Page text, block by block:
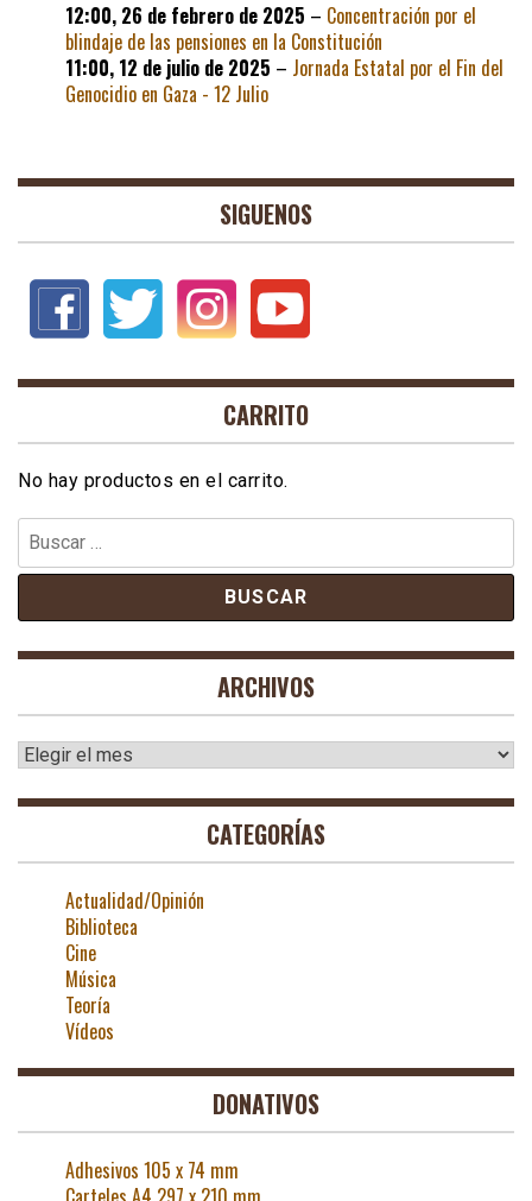
12:00, 26 de febrero de 2025 – Concentración por el
blindaje de las pensiones en la Constitución
11:00, 12 de julio de 2025 – Jornada Estatal por el Fin del
Genocidio en Gaza - 12 Julio
SIGUENOS
CARRITO
No hay productos en el carrito.
Buscar:
ARCHIVOS
Archivos
CATEGORÍAS
Actualidad/Opinión
Biblioteca
Cine
Música
Teoría
Vídeos
DONATIVOS
Adhesivos 105 x 74 mm